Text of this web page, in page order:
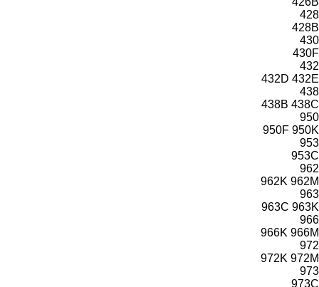
428
428B
430
430F
432
432D 432E
438
438B 438C
950
950F 950K
953
953C
962
962K 962M
963
963C 963K
966
966K 966M
972
972K 972M
973
973C